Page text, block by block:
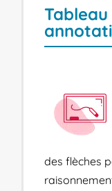
des flèches